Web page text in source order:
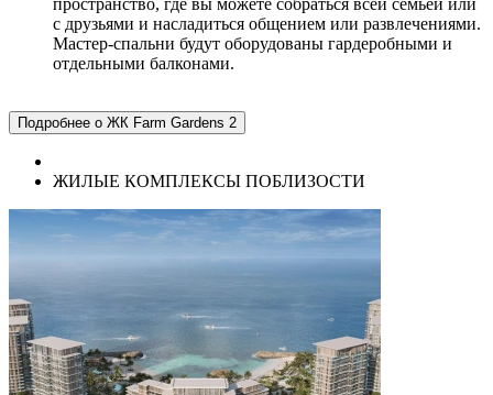
пространство, где вы можете собраться всей семьей или
с друзьями и насладиться общением или развлечениями.
Мастер-спальни будут оборудованы гардеробными и
отдельными балконами.
Подробнее о ЖК Farm Gardens 2
ЖИЛЫЕ КОМПЛЕКСЫ ПОБЛИЗОСТИ